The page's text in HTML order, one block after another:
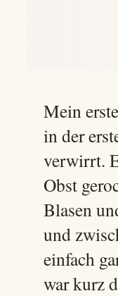
Mein
in der
verwirrt.
Obst
Blasen
und
einfach
war kurz